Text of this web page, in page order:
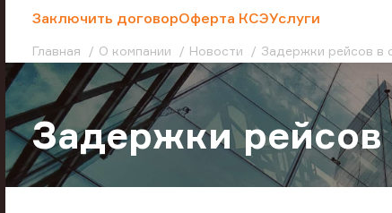
Заключить договорОферта КСЭУслуги
Главная О компании Новости Задержки рейсов в
Задержки рейсов